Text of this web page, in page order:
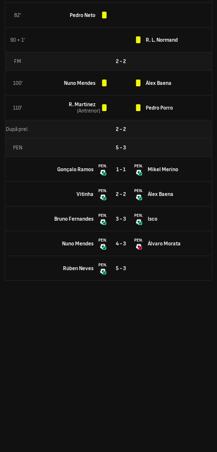
82' Pedro Neto
90 + 1' R. L. Normand
FM 2-2
100' Nuno Mendes Álex Baena
110'
R. Martínez
(Antrenor) Pedro Porro
După prel. 2-2
PEN 5-3
Gonçalo Ramos
PEN.
1 - 1
PEN.
Mikel Merino
Vitinha
PEN.
2 - 2
PEN.
Álex Baena
Bruno Fernandes
PEN.
3 - 3
PEN.
Isco
Nuno Mendes
PEN.
4 - 3
PEN.
Álvaro Morata
Rúben Neves
PEN.
5 - 3